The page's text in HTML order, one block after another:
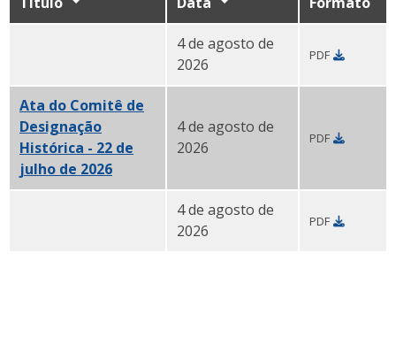
Ata do Comitê de Arquitetura - 28 de julho de 2026
4 de agosto de
2026
PDF
Ata do Comitê de
Designação
Histórica - 22 de
julho de 2026PDF
4 de agosto de
2026
PDF
Ata da Comissão Histórica - 10 de julho de 2026 PDF
4 de agosto de
2026
PDF